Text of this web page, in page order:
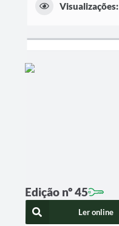
Visualizações:
Edição nº 45
Ler online